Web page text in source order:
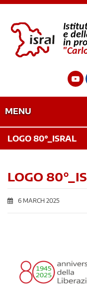
MENU
LOGO 80°_ISRAL
LOGO
6 MARCH 2025